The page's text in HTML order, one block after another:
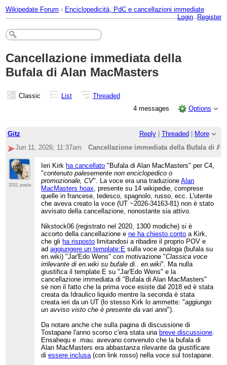
Wikipedate Forum › Enciclopedicità, PdC e cancellazioni immediate
Login Register
Cancellazione immediata della
Bufala di Alan MacMasters
Classic List
Threaded
4 messages
Options
Gitz Reply| Threaded
More
Jun 11, 2026; 11:37am
Cancellazione immediata della Bufala di
3311 posts
Ieri Kirk ha cancellato "Bufala di Alan MacMasters" per C4,
"contenuto palesemente non enciclopedico o
promozionale, CV". La voce era una traduzioneAlan
MacMasters hoax, presente su 14 wikipedie, comprese
quelle in francese, tedesco, spagnolo, russo, ecc. L'utente
che aveva creato la voce (UT ~2026-34163-81) non è stato
avvisato della cancellazione, nonostante sia attivo.
Nikstock06 (registrato nel 2020, 1300 modiche) si è
accorto della cancellazione ene ha chiesto conto a Kirk,
che gli ha risposto limitandosi a ribadire il proprio POV e
adaggiungere un template:E sulla voce analoga (bufala su
en.wiki) "Jar'Edo Wens" con motivazione "Classica voce
irrilevante di en.wiki su bufale di.. en.wiki". Ma nulla
giustifica il template:E su "Jar'Edo Wens" e la
cancellazione immediata di "Bufala di Alan MacMasters"
se non il fatto che la prima voce esiste dal 2018 ed è stata
creata da Idraulico liquido mentre la seconda è stata
creata ieri da un UT (lo stesso Kirk lo ammette: "aggiungo
un avviso visto che è presente da vari anni").
Da notare anche che sulla pagina di discussione di
Tostapane l'anno scorso c'era stata una breve discussione.
Ensahequ e .mau. avevano convenuto che la bufala di
Alan MacMasters era abbastanza rilevante da giustificare
diessere inclusa(con link rosso) nella voce sul tostapane.